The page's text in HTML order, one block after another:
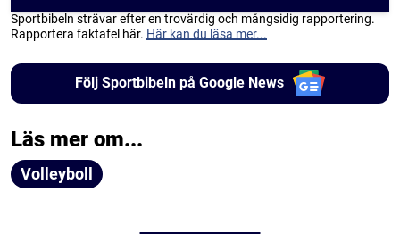
Sportbibeln strävar efter en trovärdig och mångsidig rapportering.
Rapportera faktafel här. Här kan du läsa mer...
Följ Sportbibeln på Google News
Läs mer om...
Volleyboll